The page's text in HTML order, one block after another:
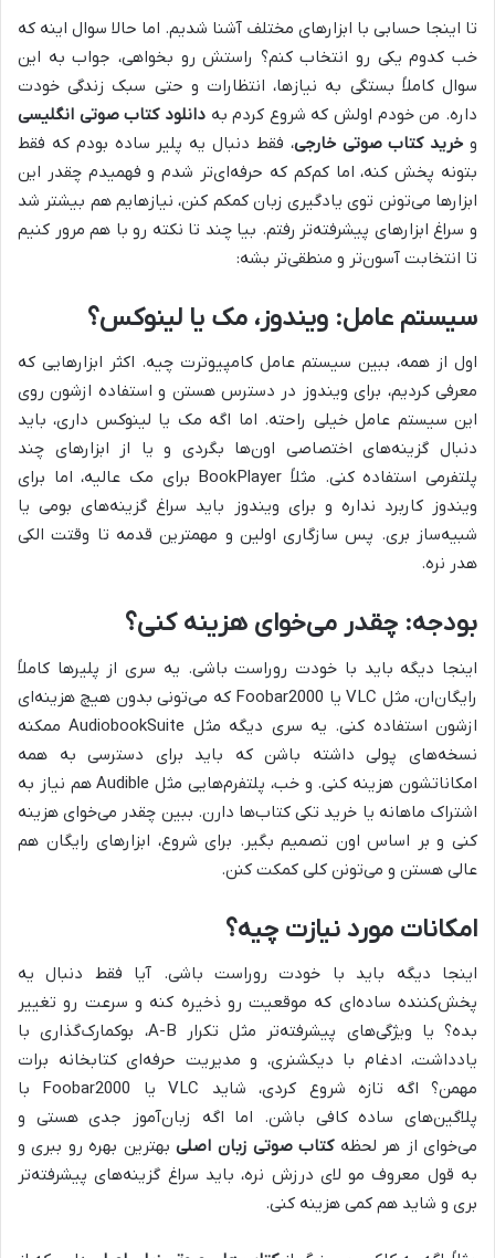
تا اینجا حسابی با ابزارهای مختلف آشنا شدیم. اما حالا سوال اینه که
خب کدوم یکی رو انتخاب کنم؟ راستش رو بخواهی، جواب به این
سوال کاملاً بستگی به نیازها، انتظارات و حتی سبک زندگی خودت
داره. من خودم اولش که شروع کردم بهدانلود کتاب صوتی انگلیسی
و خرید کتاب صوتی خارجی، فقط دنبال یه پلیر ساده بودم که فقط
بتونه پخش کنه، اما کم‌کم که حرفه‌ای‌تر شدم و فهمیدم چقدر این
ابزارها می‌تونن توی یادگیری زبان کمکم کنن، نیازهایم هم بیشتر شد
و سراغ ابزارهای پیشرفته‌تر رفتم. بیا چند تا نکته رو با هم مرور کنیم
تا انتخابت آسون‌تر و منطقی‌تر بشه:
سیستم عامل: ویندوز، مک یا لینوکس؟
اول از همه، ببین سیستم عامل کامپیوترت چیه. اکثر ابزارهایی که
معرفی کردیم، برای ویندوز در دسترس هستن و استفاده ازشون روی
این سیستم عامل خیلی راحته. اما اگه مک یا لینوکس داری، باید
دنبال گزینه‌های اختصاصی اون‌ها بگردی و یا از ابزارهای چند
پلتفرمی استفاده کنی. مثلاً BookPlayer برای مک عالیه، اما برای
ویندوز کاربرد نداره و برای ویندوز باید سراغ گزینه‌های بومی یا
شبیه‌ساز بری. پس سازگاری اولین و مهمترین قدمه تا وقتت الکی
هدر نره.
بودجه: چقدر می‌خوای هزینه کنی؟
اینجا دیگه باید با خودت روراست باشی. یه سری از پلیرها کاملاً
رایگان‌ان، مثل VLC یا Foobar2000 که می‌تونی بدون هیچ هزینه‌ای
ازشون استفاده کنی. یه سری دیگه مثل AudiobookSuite ممکنه
نسخه‌های پولی داشته باشن که باید برای دسترسی به همه
امکاناتشون هزینه کنی. و خب، پلتفرم‌هایی مثل Audible هم نیاز به
اشتراک ماهانه یا خرید تکی کتاب‌ها دارن. ببین چقدر می‌خوای هزینه
کنی و بر اساس اون تصمیم بگیر. برای شروع، ابزارهای رایگان هم
عالی هستن و می‌تونن کلی کمکت کنن.
امکانات مورد نیازت چیه؟
اینجا دیگه باید با خودت روراست باشی. آیا فقط دنبال یه
پخش‌کننده ساده‌ای که موقعیت رو ذخیره کنه و سرعت رو تغییر
بده؟ یا ویژگی‌های پیشرفته‌تر مثل تکرار A-B، بوکمارک‌گذاری با
یادداشت، ادغام با دیکشنری، و مدیریت حرفه‌ای کتابخانه برات
مهمن؟ اگه تازه شروع کردی، شاید VLC یا Foobar2000 با
پلاگین‌های ساده کافی باشن. اما اگه زبان‌آموز جدی هستی و
می‌خوای از هر لحظهکتاب صوتی زبان اصلیبهترین بهره رو ببری و
به قول معروف مو لای درزش نره، باید سراغ گزینه‌های پیشرفته‌تر
بری و شاید هم کمی هزینه کنی.